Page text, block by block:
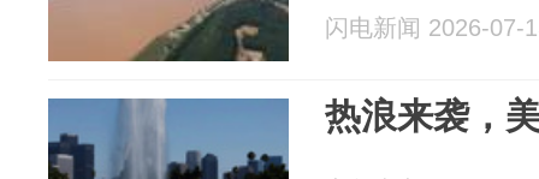
闪电新闻 2026-07-
热浪来袭，